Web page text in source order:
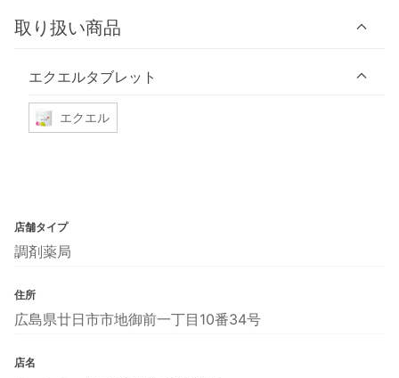
取り扱い商品
エクエルタブレット
エクエル
店舗タイプ
調剤薬局
住所
広島県廿日市市地御前一丁目10番34号
店名